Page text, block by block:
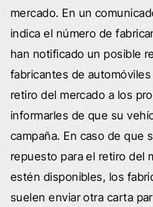
mercado. En un
indica el número de
han notificado un posible
fabricantes de
retiro del mercado a los
informarles de que su
campaña. En caso de que
repuesto para el retiro del
estén disponibles, los
suelen enviar otra carta